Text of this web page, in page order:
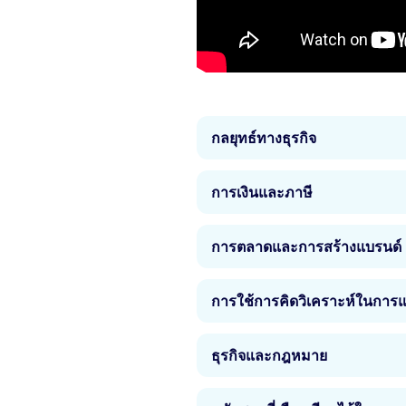
กลยุทธ์ทางธุรกิจ
คุณจะได้รับความรู้ที่แข็งแกร่
การคิดแผนธุรกิจที่เป็นรูปธรรม
หลักความรู้ที่สำคัญว่าอะไรทำ
การเงินและภาษี
สิ่งหนึ่งที่เชื่อมโยงธุรกิจทั้งหม
ต้องการทำงานในธุรกิจที่ต้องอ
พลวัตของเศรษฐกิจและกรอบ
กฎหมายต่าง ๆ
การตลาดและการสร้างแบรนด์
หลักสูตรต่างๆ ให้ข้อมูลเชิงลึก
เฉพาะอย่างยิ่งอิทธิพลของเทค
จนถึงการจัดทำชุดข้อมูล อาจา
การใช้การคิดวิเคราะห์ในกา
ไม่ว่าแผนธุรกิจของคุณจะดีเ
คิดและแก้ปัญหาความท้าทายที่
ธุรกิจและกฎหมาย
ธุรกิจทั้งหมดต้องดำเนินการต